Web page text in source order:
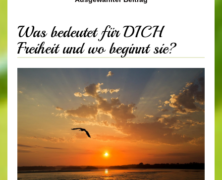
Was bedeutet für DICH
Freiheit und wo beginnt sie?